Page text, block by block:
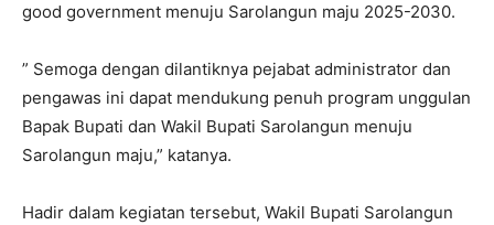
good government menuju Sarolangun maju 2025-2030.
” Semoga dengan dilantiknya pejabat administrator dan
pengawas ini dapat mendukung penuh program unggulan
Bapak Bupati dan Wakil Bupati Sarolangun menuju
Sarolangun maju,” katanya.
Hadir dalam kegiatan tersebut, Wakil Bupati Sarolangun